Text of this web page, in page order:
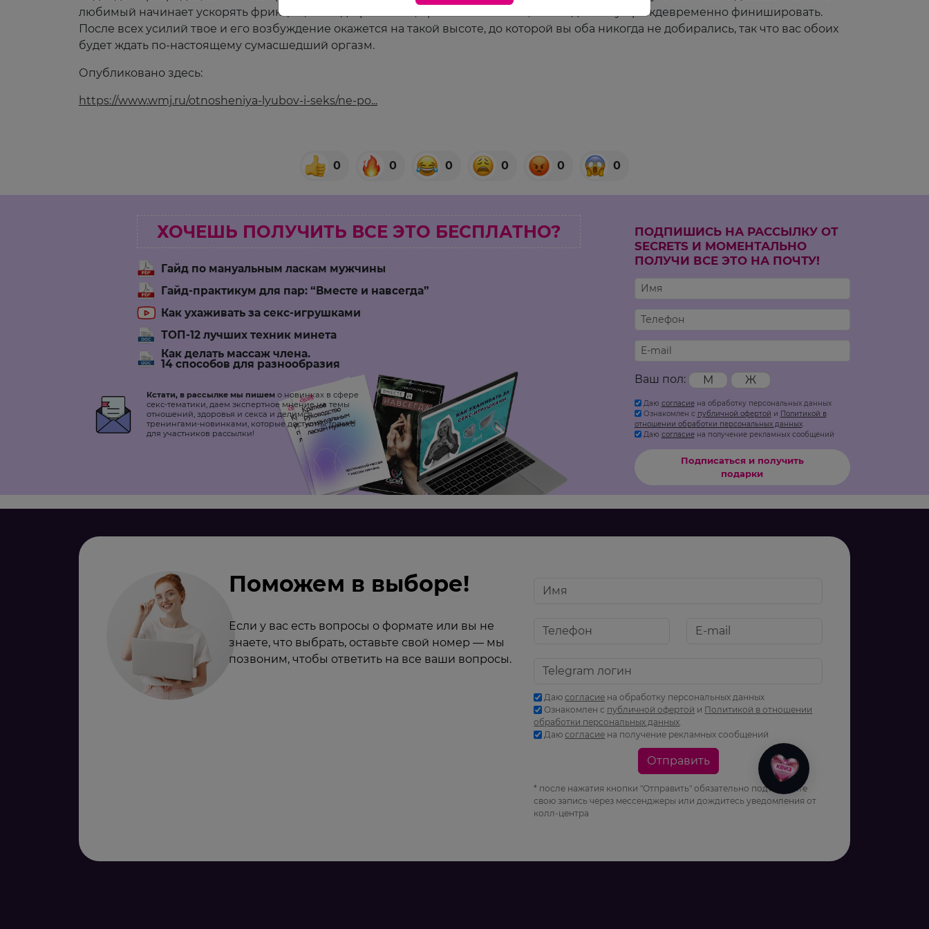
любимый начинает ускорять фрикции, не подстраивайся, просто сбавь темп, это не даст ему преждевременно финишировать.
После всех усилий твое и его возбуждение окажется на такой высоте, до которой вы оба никогда не добирались, так что вас обоих
будет ждать по-настоящему сумасшедший оргазм.
Опубликовано здесь:
https://www.wmj.ru/otnosheniya-lyubov-i-seks/ne-po...
0 0 0 0 0 0
ХОЧЕШЬ ПОЛУЧИТЬ ВСЕ ЭТО БЕСПЛАТНО?
Гайд по мануальным ласкам мужчины
Гайд-практикум для пар: “Вместе и навсегда”
Как ухаживать за секс-игрушками
ТОП-12 лучших техник минета
Как делать массаж члена.
14 способов для разнообразия
Кстати, в рассылке мы пишем о новинках в сфере
секс-тематики, даем экспертное мнение на темы
отношений, здоровья и секса и делимся
тренингами-новинками, которые доступны только
для участников рассылки!
ПОДПИШИСЬ НА РАССЫЛКУ ОТ
SECRETS И МОМЕНТАЛЬНО
ПОЛУЧИ ВСЕ ЭТО НА ПОЧТУ!
Ваш пол: М Ж
Даю согласиена обработку персональных данных
Ознакомлен с публичной офертой и Политикой в
отношении обработки персональных данных.
Даю согласиена получение рекламных сообщений
Подписаться и получить
подарки
Поможем в выборе!
Если у вас есть вопросы о формате или вы не
знаете, что выбрать, оставьте свой номер — мы
позвоним, чтобы ответить на все ваши вопросы.
Даюсогласие на обработку персональных данных
Ознакомлен с публичной офертой и Политикой в отношении
обработки персональных данных
Даюсогласие на получение рекламных сообщений
Отправить
* после нажатия кнопки "Отправить" обязательно подтвердите
свою запись через мессенджеры или дождитесь уведомления от
колл-центра